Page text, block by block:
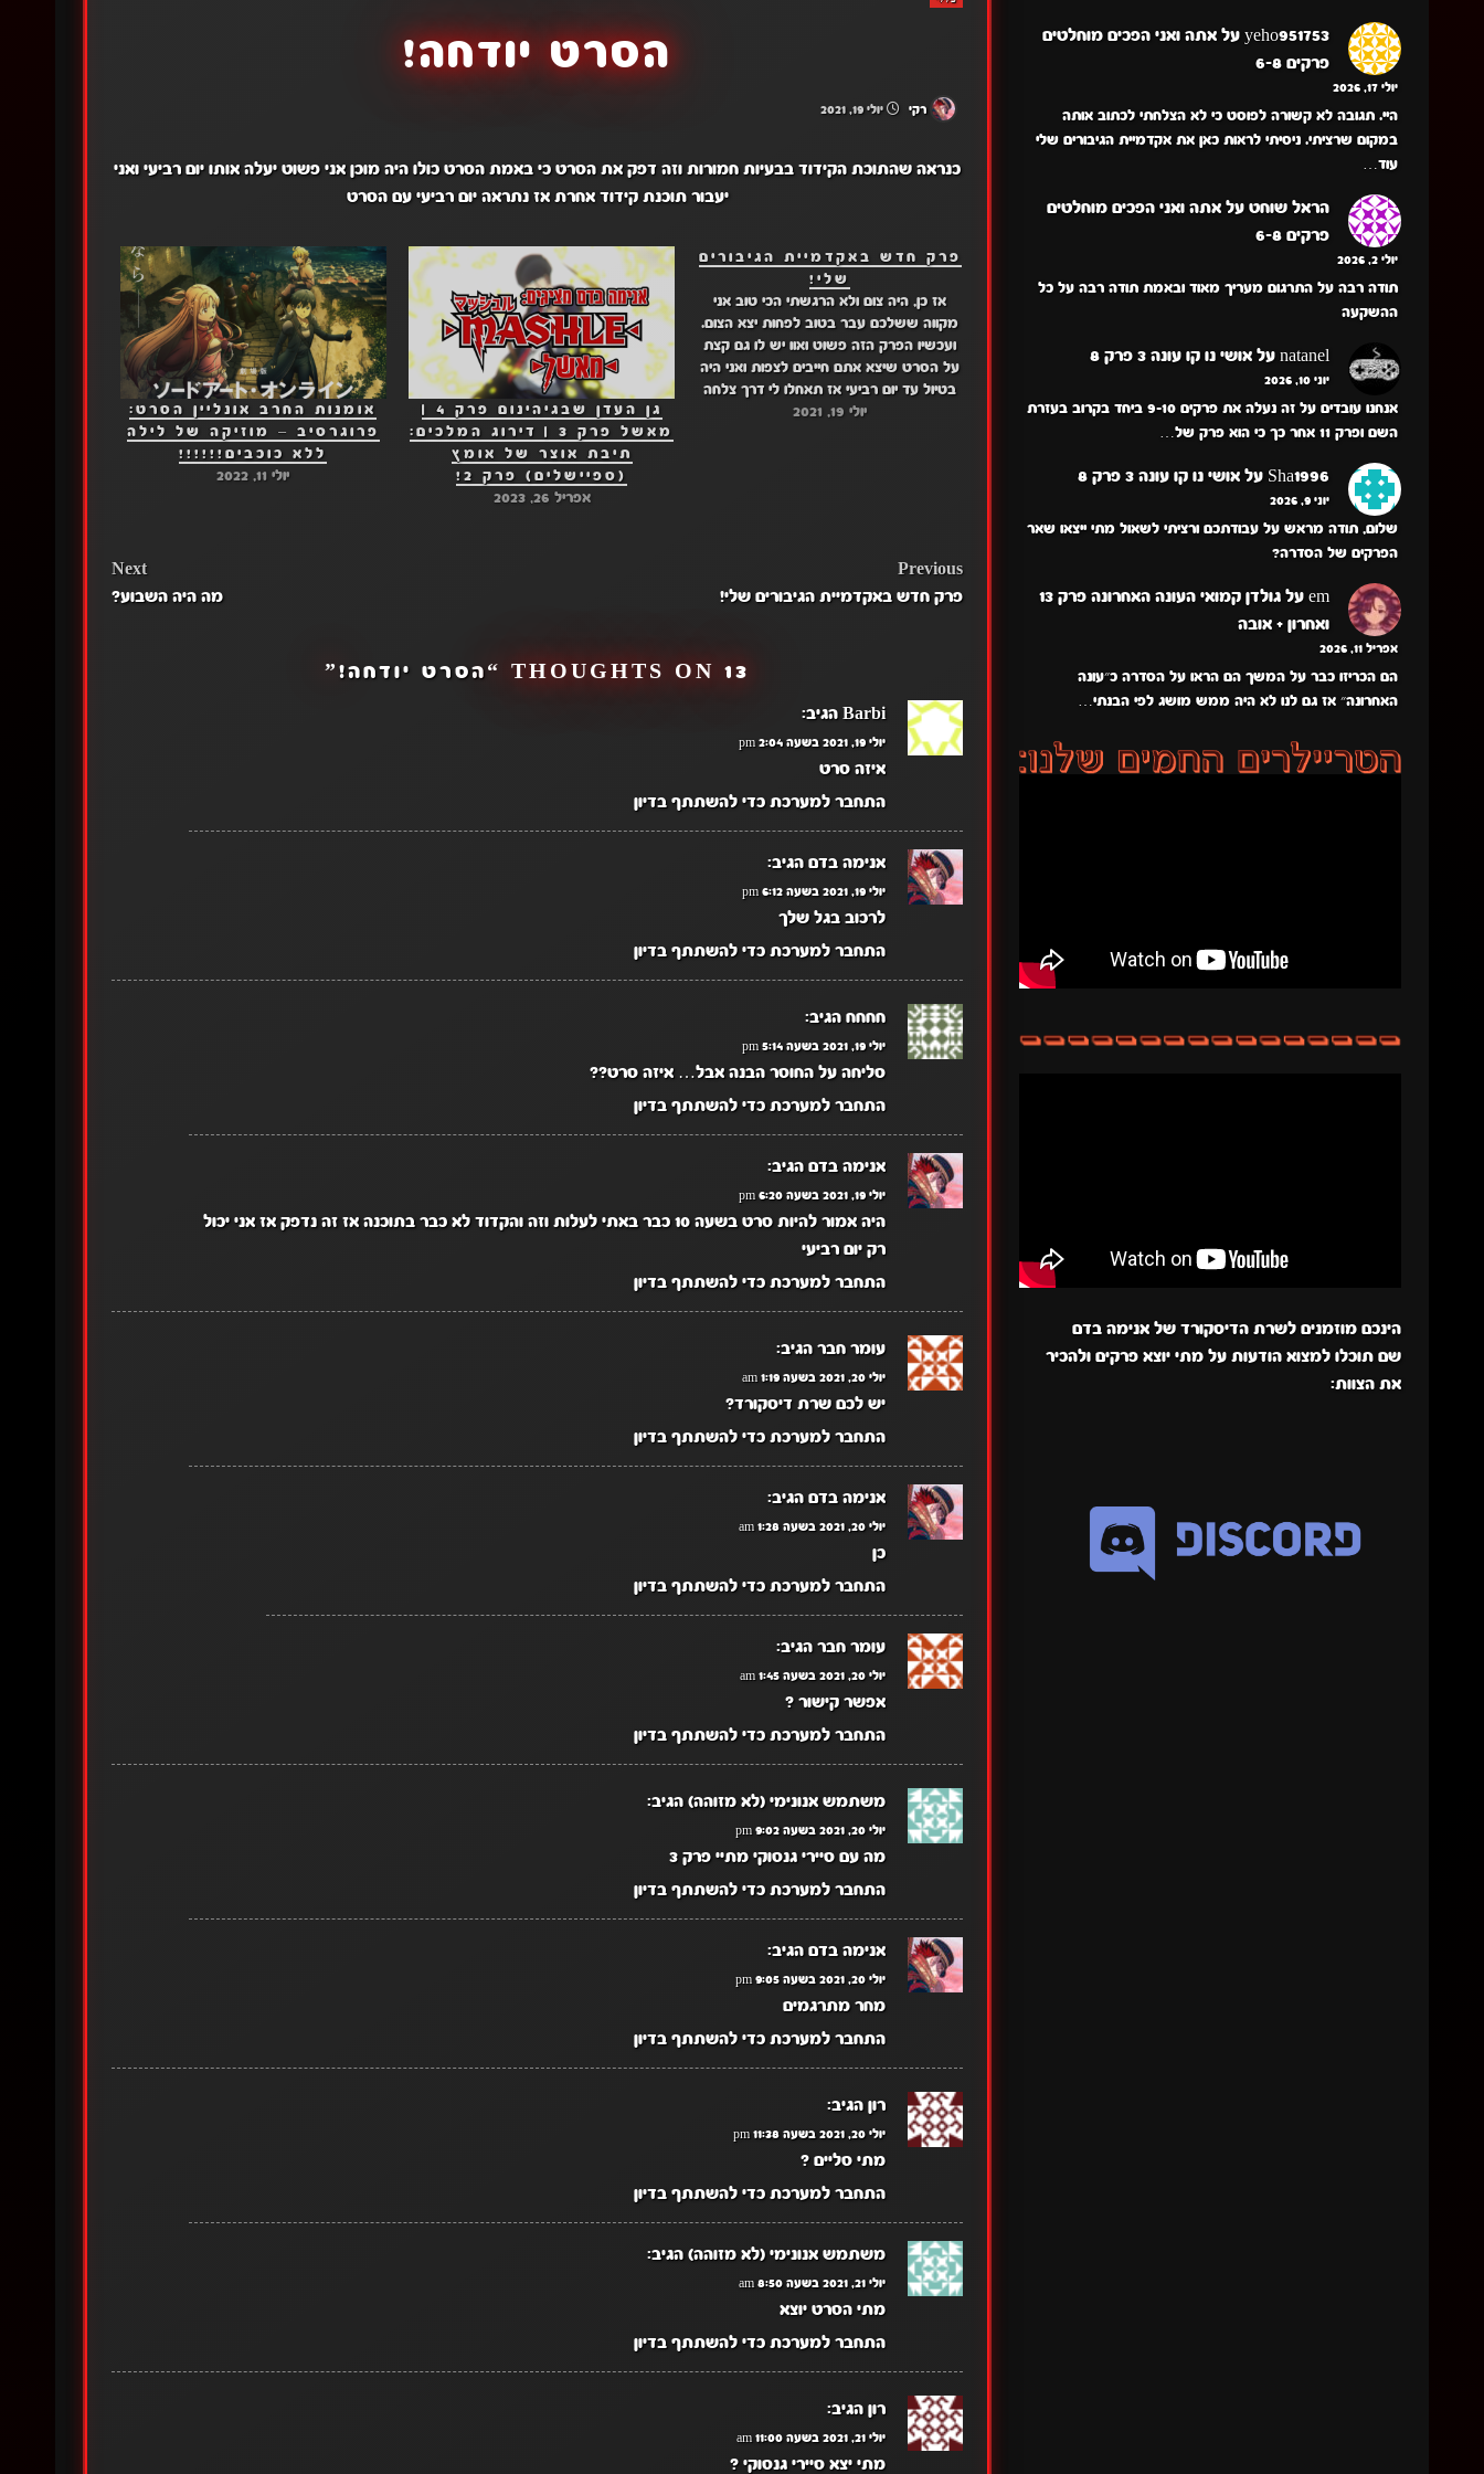
הסרט יודחה!
רקי יולי 19, 2021
כנראה שהתוכת הקידוד בבעיות חמורות וזה דפק את הסרט כי באמת הסרט כולו היה מוכן אני פשוט יעלה אותו יום רביעי ואני
יעבור תוכנת קידוד אחרת אז נתראה יום רביעי עם הסרט
פרק חדש באקדמיית הגיבורים
שלי!
אז כן, היה צום ולא הרגשתי הכי טוב אני
מקווה ששלכם עבר בטוב לפחות יצא הצום.
ועכשיו הפרק הזה פשוט ואוו יש לו גם קצת
על הסרט שיצא אתם חייבים לצפות ואני היה
בטיול עד יום רביעי אז תאחלו לי דרך צלחה
יולי 19, 2021
גן העדן שבגיהינום פרק 4 |
מאשל פרק 3 | דירוג המלכים:
תיבת אוצר של אומץ
(ספיישלים) פרק 2!
אפריל 26, 2023
אומנות החרב אונליין הסרט:
פרוגרסיב – מוזיקה של לילה
ללא כוכבים!!!!!!
יולי 11, 2022
POST
Previous
פרק חדש באקדמיית הגיבורים שלי!
Next
מה היה השבוע?
13 THOUGHTS ON “ הסרט יודחה!”
Barbi הגיב:
יולי 19, 2021 בשעה 2:04 pm
איזה סרט
התחבר למערכת כדי להשתתף בדיון
אנימה בדם הגיב:
יולי 19, 2021 בשעה 6:12 pm
לרכוב בגל שלך
התחבר למערכת כדי להשתתף בדיון
חחחח הגיב:
יולי 19, 2021 בשעה 5:14 pm
סליחה על החוסר הבנה אבל… איזה סרט??
התחבר למערכת כדי להשתתף בדיון
אנימה בדם הגיב:
יולי 19, 2021 בשעה 6:20 pm
היה אמור להיות סרט בשעה 10 כבר באתי לעלות וזה והקדוד לא כבר בתוכנה אז זה נדפק אז אני יכול
רק יום רביעי
התחבר למערכת כדי להשתתף בדיון
עומר חבר הגיב:
יולי 20, 2021 בשעה 1:19 am
יש לכם שרת דיסקורד?
התחבר למערכת כדי להשתתף בדיון
אנימה בדם הגיב:
יולי 20, 2021 בשעה 1:28 am
כן
התחבר למערכת כדי להשתתף בדיון
עומר חבר הגיב:
יולי 20, 2021 בשעה 1:45 am
אפשר קישור ?
התחבר למערכת כדי להשתתף בדיון
משתמש אנונימי (לא מזוהה) הגיב:
יולי 20, 2021 בשעה 9:02 pm
מה עם סיירי גנסוקי מתיי פרק 3
התחבר למערכת כדי להשתתף בדיון
אנימה בדם הגיב:
יולי 20, 2021 בשעה 9:05 pm
מחר מתרגמים
התחבר למערכת כדי להשתתף בדיון
רון הגיב:
יולי 20, 2021 בשעה 11:38 pm
מתי סליים ?
התחבר למערכת כדי להשתתף בדיון
משתמש אנונימי (לא מזוהה) הגיב:
יולי 21, 2021 בשעה 8:50 am
מתי הסרט יוצא
התחבר למערכת כדי להשתתף בדיון
רון הגיב:
יולי 21, 2021 בשעה 11:00 am
מתי יצא סיירי גנסוקי ?
yeho951753 עלאתה ואני הפכים מוחלטים
פרקים 6-8
יולי 17, 2026
היי. תגובה לא קשורה לפוסט כי לא הצלחתי לכתוב אותה
במקום שרציתי. ניסיתי לראות כאן את אקדמיית הגיבורים שלי
עוד…
הראל שוחט עלאתה ואני הפכים מוחלטים
פרקים 6-8
יולי 2, 2026
תודה רבה על התרגום מעריך מאוד ובאמת תודה רבה על כל
ההשקעה
natanel עלאושי נו קו עונה 3 פרק 8
יוני 10, 2026
אנחנו עובדים על זה נעלה את פרקים 9-10 ביחד בקרוב בעזרת
השם ופרק 11 אחר כך כי הוא פרק של…
Sha1996 עלאושי נו קו עונה 3 פרק 8
יוני 9, 2026
שלום, תודה מראש על עבודתכם ורציתי לשאול מתי ייצאו שאר
הפרקים של הסדרה?
em על
גולדן קמואי העונה האחרונה פרק 13
ואחרון + אובה
אפריל 11, 2026
הם הכריזו כבר על המשך הם הראו על הסדרה כ״עונה
האחרונה״ אז גם לנו לא היה ממש מושג לפי הבנתי…
הינכם מוזמנים לשרת הדיסקורד של אנימה בדם
שם תוכלו למצוא הודעות על מתי יוצא פרקים ולהכיר
את הצוות: